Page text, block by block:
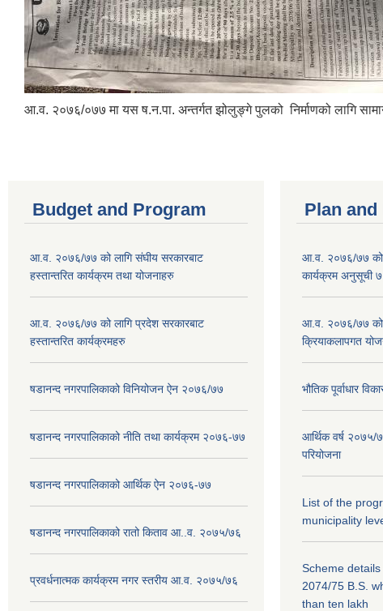
आ.व. २०७६/०७७ मा यस ष.न.पा. अन्तर्गत झोलुङ्गे पुलको निर्माणको लागि
Budget and Program
आ.व. २०७६/७७ को लागि संघीय सरकारबाट
हस्तान्तरित कार्यक्रम तथा योजनाहरु
आ.व. २०७६/७७ को लागि प्रदेश सरकारबाट
हस्तान्तरित कार्यक्रमहरु
षडानन्द नगरपालिकाको विनियोजन ऐन २०७६/७७
षडानन्द नगरपालिकाको नीति तथा कार्यक्रम २०७६-७७
षडानन्द नगरपालिकाको आर्थिक ऐन २०७६-७७
षडानन्द नगरपालिकाको रातो किताव आ..व. २०७५/७६
प्रवर्धनात्मक कार्यक्रम नगर स्तरीय आ.व. २०७५/७६
Plan
आ.व. २०७६/७७ को
कार्यक्रम अनुसूची ७
आ.व. २०७६/७७ को
क्रियाकलापगत
भौतिक पूर्वाधार
आर्थिक वर्ष २०७५/
परियोजना
List of the
municipality
Scheme
2074/75 B.S.
than ten lakh